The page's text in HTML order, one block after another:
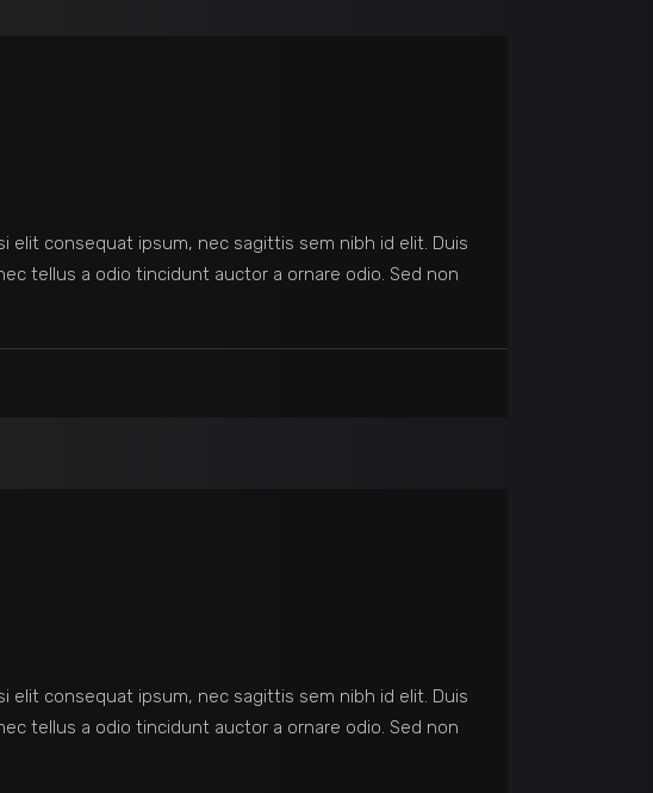
elit consequat ipsum, nec sagittis sem nibh id elit. Duis
tellus a odio tincidunt auctor a ornare odio. Sed non
elit consequat ipsum, nec sagittis sem nibh id elit. Duis
tellus a odio tincidunt auctor a ornare odio. Sed non